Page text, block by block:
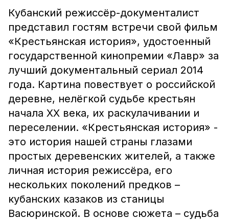
Кубанский режиссёр-документалист
представил гостям встречи свой фильм
«Крестьянская история», удостоенный
государственной кинопремии «Лавр» за
лучший документальный сериал 2014
года. Картина повествует о российской
деревне, нелёгкой судьбе крестьян
начала XX века, их раскулачивании и
переселении. «Крестьянская история» -
это история нашей страны глазами
простых деревенских жителей, а также
личная история режиссёра, его
нескольких поколений предков –
кубанских казаков из станицы
Васюринской. В основе сюжета – судьба